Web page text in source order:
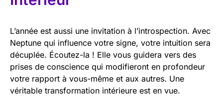
L’année est aussi une invitation à l’introspection. Avec
Neptune qui influence votre signe, votre intuition sera
décuplée. Écoutez-la ! Elle vous guidera vers des
prises de conscience qui modifieront en profondeur
votre rapport à vous-même et aux autres. Une
véritable transformation intérieure est en vue.